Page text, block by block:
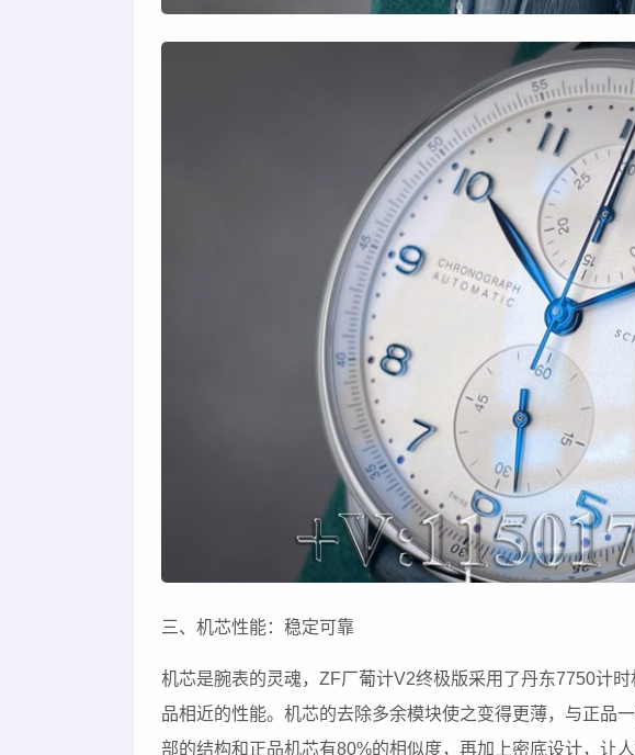
三、机芯性能：稳定可靠
机芯是腕表的灵魂，ZF厂葡计V2终极版采用了丹东7750计
品相近的性能。机芯的去除多余模块使之变得更薄，与正品
部的结构和正品机芯有80%的相似度，再加上密底设计，让人